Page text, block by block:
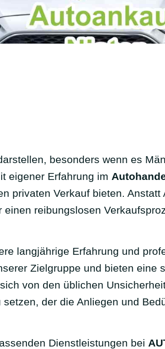
besonders wenn es
eigener Erfahrung im
privaten Verkauf bieten. Anstatt
reibungslosen
langjährige Erfahrung und
Zielgruppe und bieten eine
von den üblichen
der die Anliegen und
Dienstleistungen bei